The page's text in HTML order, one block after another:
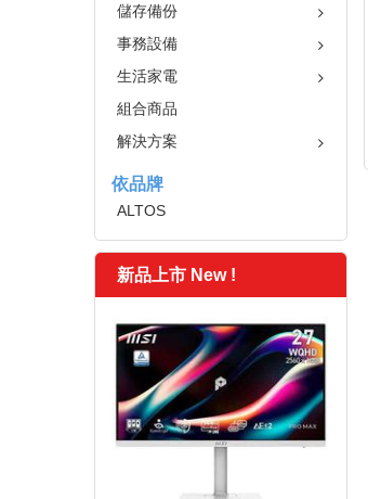
儲存備份
事務設備
生活家電
組合商品
解決方案
依品牌
ALTOS
新品上市 New !